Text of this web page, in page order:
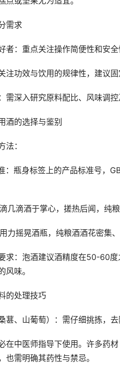
需求
者：重点关注操作简便性和安
注功效与饮用的规律性，建议固
需深入研究原料配比、风味调
酒的选择与鉴别
法：
：瓶身标签上的产品标准号，
几滴酒于掌心，搓热后闻，纯
力摇晃酒瓶，纯粮酒酒花密集、
求：泡酒建议酒精度在50-60
风味。
的处理技巧
葚、山葡萄）：需仔细挑拣，
在中医师指导下使用。许多药
也需明确其药性与禁忌。